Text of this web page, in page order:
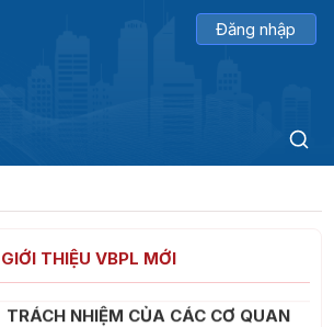
GIỚI THIỆU VBPL MỚI
QUAN TRỌNG CHO HOÀN THIỆN
Trình tự, thủ tục xác định tình trạng
QUY ĐỊNH CỦA PHÁP LUẬT VỀ QUÁ
CẢNH NGƯỜI BỊ DẪN ĐỘ
TRÁCH NHIỆM CỦA CÁC CƠ QUAN
NHÀ NƯỚC, TỔ CHỨC, CÁ NHÂN CÓ